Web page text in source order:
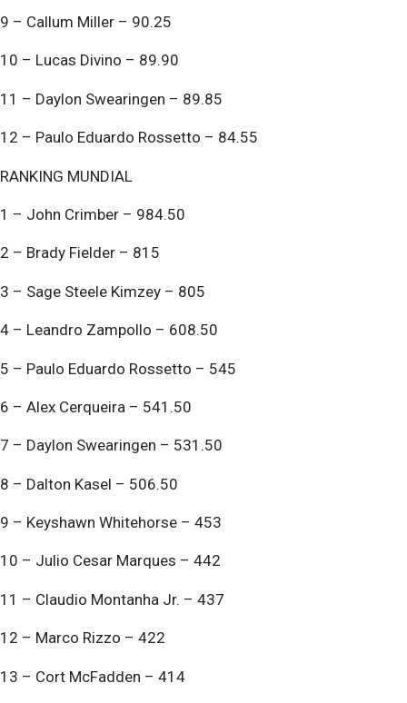
9 – Callum Miller – 90.25
10 – Lucas Divino – 89.90
11 – Daylon Swearingen – 89.85
12 – Paulo Eduardo Rossetto – 84.55
RANKING MUNDIAL
1 – John Crimber – 984.50
2 – Brady Fielder – 815
3 – Sage Steele Kimzey – 805
4 – Leandro Zampollo – 608.50
5 – Paulo Eduardo Rossetto – 545
6 – Alex Cerqueira – 541.50
7 – Daylon Swearingen – 531.50
8 – Dalton Kasel – 506.50
9 – Keyshawn Whitehorse – 453
10 – Julio Cesar Marques – 442
11 – Claudio Montanha Jr. – 437
12 – Marco Rizzo – 422
13 – Cort McFadden – 414